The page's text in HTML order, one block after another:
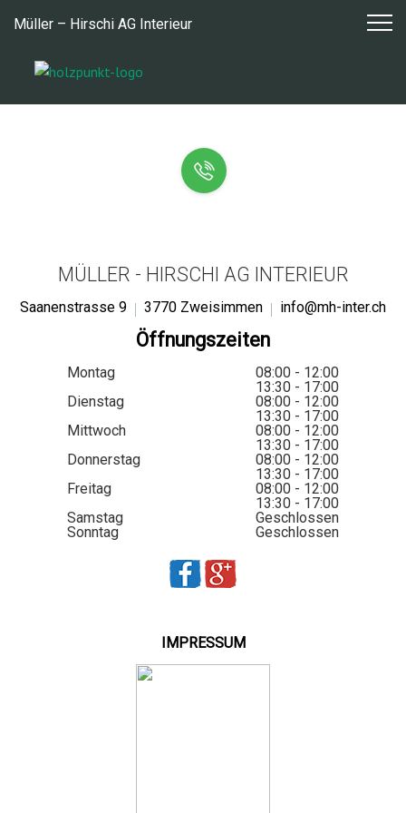
Inhalt
Müller – Hirschi AG Interieur
MÜLLER - HIRSCHI AG INTERIEUR
Saanenstrasse 9 3770 Zweisimmen info@mh-inter.ch
Öffnungszeiten
Montag
08:00 - 12:00
13:30 - 17:00
Dienstag
08:00 - 12:00
13:30 - 17:00
Mittwoch
08:00 - 12:00
13:30 - 17:00
Donnerstag
08:00 - 12:00
13:30 - 17:00
Freitag
08:00 - 12:00
13:30 - 17:00
Samstag
Geschlossen
Sonntag
Geschlossen
IMPRESSUM